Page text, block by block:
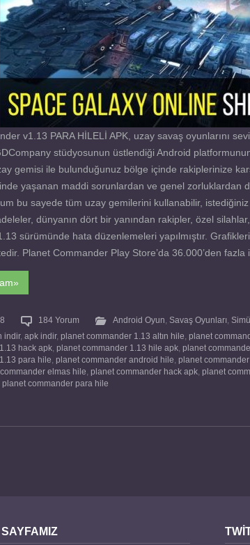
v1.13 PARA HİLELİ APK, uzay savaş oyunlarını
GDCompany stüdyosunun üstlendiği Android
gemisi ile bulunduğunuz bölge içinde rakiplerinize
yaşanan maddi sorunlardan ve genel zorluklardan
bu sayede tüm uzay gemilerini kullanabilir,
dünyanın dört bir yanından rakipler, özel
sürümünde hata düzenlemeleri yapılmıştır.
Planet Commander Play Store’da 36.000’den fazla
184 Yorum Android Oyun, Savaş Oyunları,
indir, apk indir, planet commander 1.13 altın hile, planet
hack apk, planet commander 1.13 hile apk, planet
para hile, planet commander android hile, planet
elmas hile, planet commander hack apk, planet
planet commander para hile